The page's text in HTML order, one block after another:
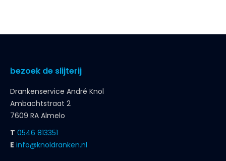
bezoek de slijterij
Drankenservice André Knol
Ambachtstraat 2
7609 RA Almelo
T 0546 813351
E info@knoldranken.nl